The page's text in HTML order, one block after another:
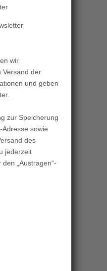
wir
Versand der
und geben
zur Speicherung
sowie
des
jederzeit
„Austragen“-